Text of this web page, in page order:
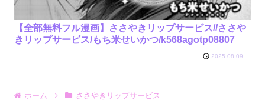
【全部無料フル漫画】ささやきリップサービス//ささや
きリップサービス/もち米せいかつ/k568agotp08807
2025.08.09
ホーム ささやきリップサービス